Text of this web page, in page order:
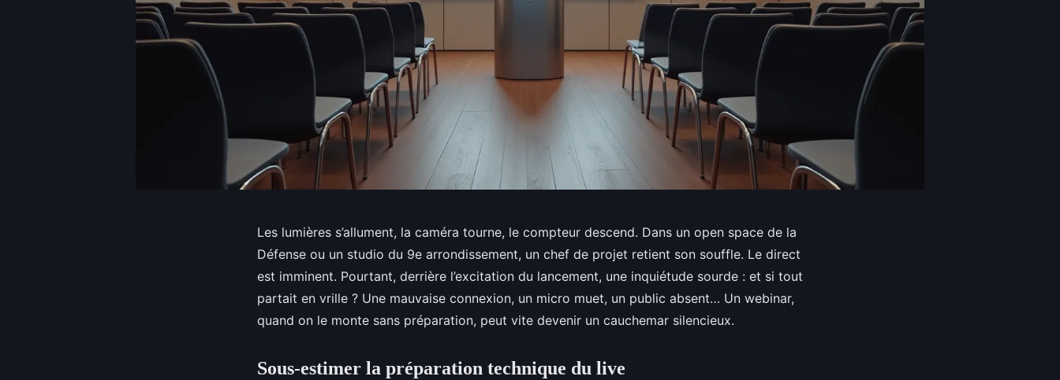
Les lumières s’allument, la caméra tourne, le compteur descend. Dans un open space de la
Défense ou un studio du 9e arrondissement, un chef de projet retient son souffle. Le direct
est imminent. Pourtant, derrière l’excitation du lancement, une inquiétude sourde : et si tout
partait en vrille ? Une mauvaise connexion, un micro muet, un public absent… Un webinar,
quand on le monte sans préparation, peut vite devenir un cauchemar silencieux.
Sous-estimer la préparation technique du live